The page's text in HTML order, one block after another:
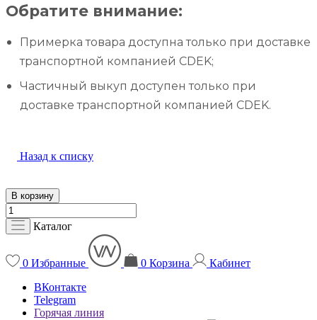
Обратите внимание:
Примерка товара доступна только при доставке
транспортной компанией CDEK;
Частичный выкуп доступен только при
доставке транспортной компанией CDEK.
Назад к списку
В корзину
Каталог
0 Избранные 0 Корзина
Кабинет
ВКонтакте
Telegram
Горячая линия